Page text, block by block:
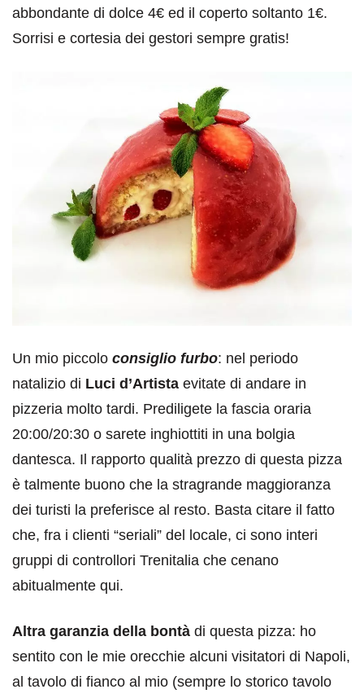
abbondante di dolce 4€ ed il coperto soltanto 1€.
Sorrisi e cortesia dei gestori sempre gratis!
Un mio piccolo consiglio furbo: nel periodo
natalizio di Luci d’Artista evitate di andare in
pizzeria molto tardi. Prediligete la fascia oraria
20:00/20:30 o sarete inghiottiti in una bolgia
dantesca. Il rapporto qualità prezzo di questa pizza
è talmente buono che la stragrande maggioranza
dei turisti la preferisce al resto. Basta citare il fatto
che, fra i clienti “seriali” del locale, ci sono interi
gruppi di controllori Trenitalia che cenano
abitualmente qui.
Altra garanzia della bontà di questa pizza: ho
sentito con le mie orecchie alcuni visitatori di Napoli,
al tavolo di fianco al mio (sempre lo storico tavolo